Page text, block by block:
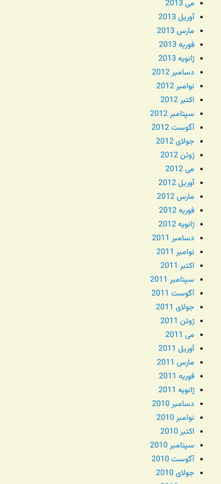
می 2013
آوریل 2013
مارس 2013
فوریه 2013
ژانویه 2013
دسامبر 2012
نوامبر 2012
اکتبر 2012
سپتامبر 2012
آگوست 2012
جولای 2012
ژوئن 2012
می 2012
آوریل 2012
مارس 2012
فوریه 2012
ژانویه 2012
دسامبر 2011
نوامبر 2011
اکتبر 2011
سپتامبر 2011
آگوست 2011
جولای 2011
ژوئن 2011
می 2011
آوریل 2011
مارس 2011
فوریه 2011
ژانویه 2011
دسامبر 2010
نوامبر 2010
اکتبر 2010
سپتامبر 2010
آگوست 2010
جولای 2010